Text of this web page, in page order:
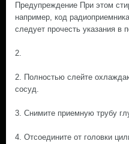
Предупреждение При этом
например, код
следует прочесть указания в
2.
2. Полностью слейте
сосуд.
3. Снимите приемную трубу
4. Отсоедините от головки